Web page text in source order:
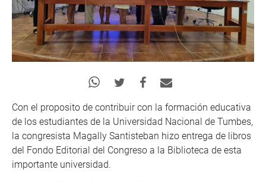
Con el proposito de contribuir con la formación educativa
de los estudiantes de la Universidad Nacional de Tumbes,
la congresista Magally Santisteban hizo entrega de libros
del Fondo Editorial del Congreso a la Biblioteca de esta
importante universidad.